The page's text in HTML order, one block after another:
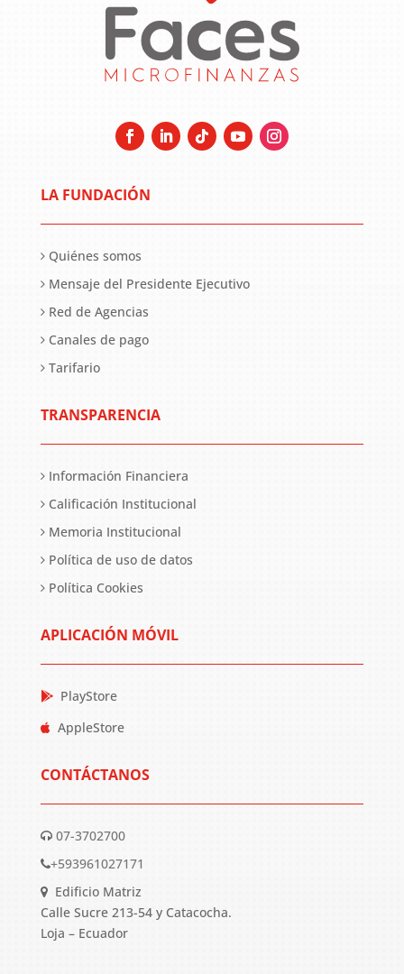
LA FUNDACIÓN
Quiénes somos
Mensaje del Presidente Ejecutivo
Red de Agencias
Canales de pago
Tarifario
TRANSPARENCIA
Información Financiera
Calificación Institucional
Memoria Institucional
Política de uso de datos
Política Cookies
APLICACIÓN MÓVIL
PlayStore
AppleStore
CONTÁCTANOS
07-3702700
+593961027171
Edificio Matriz
Calle Sucre 213-54 y Catacocha.
Loja – Ecuador